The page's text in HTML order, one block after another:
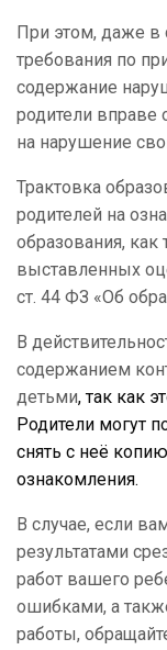
При этом, даже в
требования по
содержание
родители вправе
на нарушение
Трактовка
родителей на
образования,
выставленных
ст. 44 ФЗ «Об
В
содержанием
детьми, так как
Родители могут
снять с неё
ознакомления.
В случае, если
результатами
работ вашего
ошибками, а
работы,